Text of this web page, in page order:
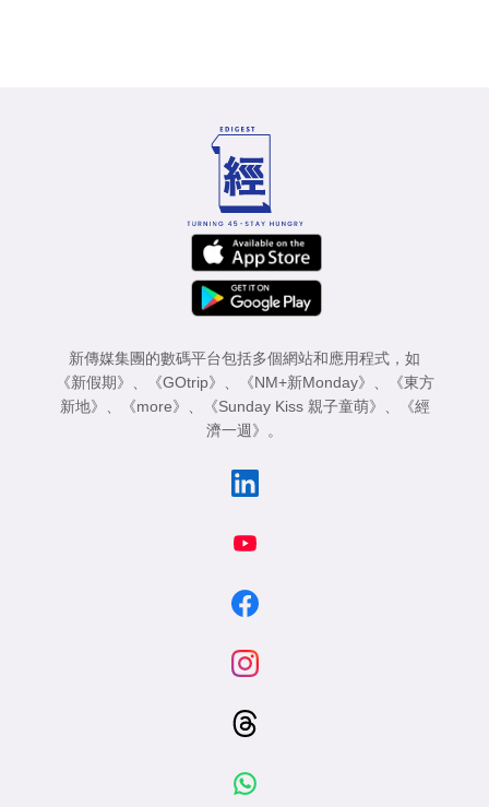
新傳媒集團的數碼平台包括多個網站和應用程式，如
《新假期》
《GOtrip》 《NM+新Monday》
《東方
新地》
《more》 《Sunday Kiss 親子童萌》
《經
濟一週》
。